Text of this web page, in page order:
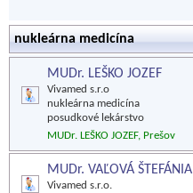
nukleárna medicína
MUDr. LEŠKO JOZEF
Vivamed s.r.o
nukleárna medicína
posudkové lekárstvo
MUDr. LEŠKO JOZEF, Prešov
MUDr. VAĽOVÁ ŠTEFÁNIA
Vivamed s.r.o.